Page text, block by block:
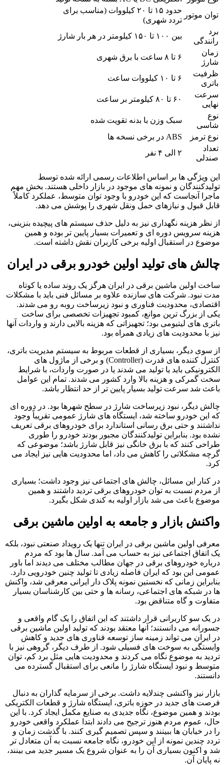
توان موتور
حدود ۱۵ تا ۲۰ کیلووات (مناسب برای
تردد شهری)
برد
رانندگی
بین ۱۰۰ تا ۱۵۰ کیلومتر در هر بار شارژ
زمان
شارژ
۶ تا ۸ ساعت با برق شهری
ظرفیت
باتری
۶ تا ۱۰ کیلووات ساعت
سرعت
نهایی
۶۰ تا ۸۰ کیلومتر بر ساعت
نوع
شاسی
سبک وزن با بدنه تقویت شده
نوع ترمز
ABS در برخی نسخه ها
تعداد
صندلی
۲ الی ۴ نفر
این ویژگی ها بر اساس اطلاعات رسمی ارائه شده توسط
تولیدکنندگان و نمونه های موجود در بازار داخلی هستند. بخش مهم
ماجرا آنجاست که این خودرو با وجود توان متوسط، عملکرد کاملاً
قابل قبول و نیازهای حمل ونقل شهری را پوشش می دهد.
از نظر هزینه نگهداری نیز به دلیل حذف سیستم های پیچیده بنزینی،
هزینه سرویس دوره ای و تعمیرات بسیار پایین تر بوده و همین
موضوع در استقبال اولیه برخی کاربران نقش داشته است.
چالش های تولید اولین خودرو برقی در ایران
ساخت اولین ماشین برقی در ایران هرگز یک روند ساده یا کوتاه
مدت نبود. شرکت های سازنده علاوه بر مسائل فنی باید با مشکلات
اقتصادی، محدودیت فناوری و نبود زیرساخت روبه رو می شدند.
یکی از بزرگ ترین موانع، کمبود تجهیزات تخصصی برای ساخت
باتری های لیتیومی بود؛ تجهیزاتی که هزینه بالایی دارند و واردات آنها
نیز با محدودیت های زیادی همراه بود.
از سوی دیگر، بسیاری از قطعات مربوط به سیستم مدیریت باتری،
کنترل کننده های قدرت (Controller) و برخی از ماژول های
الکترونیکی باید یا تولید می شدند یا در صورت واردات، با شرایط
سخت گمرکی و هزینه بالا وارد کشور می شدند. تمام این عوامل
باعث شد سرعت تولید بسیار پایین تر از حد انتظار باشد.
چالش دیگر، نبود زیرساخت شارژ در سطح شهرها بود. در دوره ای
که این خودرو ساخته شد، ایستگاه های شارژ عمومی تقریباً وجود
نداشتند و حتی برق رسانی استاندارد برای خودروهای برقی تعریف
نشده بود. بنابراین تولیدکنندگان مجبور بودند خودرو را طوری
طراحی کنند که با برق خانگی نیز قابل شارژ باشد؛ موضوعی که
گرچه مشکلاتی را کاهش می داد، اما محدودیت هایی نیز ایجاد می
کرد.
در کنار این مسائل، چالش های اجتماعی نیز وجود داشت؛ بسیاری
از مردم نسبت به توان خودروهای برقی تردید داشتند و همین
موضوع باعث می شد بازار اولیه به کندی شکل بگیرد.
واکنش بازار و جامعه به اولین ماشین برقی
معرفی اولین ماشین برقی در ایران تنها یک رویداد صنعتی نبود، بلکه
یک اتفاق اجتماعی نیز به حساب می آمد. سال ها بود که مردم
درباره خودروهای برقی در جهان مطالب مختلف می دیدند اما باور
عمومی این بود که ایران فاصله زیادی تا تولید چنین خودرویی دارد.
بنابراین زمانی که نخستین نمونه پلاک دار ایرانی معرفی شد، واکنش
ها در شبکه های اجتماعی، رسانه ها و حتی بین کارشناسان بسیار
متفاوت و گاه متناقض بود.
در یک سو کاربرانی قرار داشتند که این اتفاق را یک گام واقعی و
جسورانه می دانستند؛ آنها معتقد بودند که تولید اولین ماشین برقی
در ایران می تواند زمینه ساز توسعه فناوری های جدید و کاهش
وابستگی به سوخت های فسیلی شود. از طرف دیگر، گروهی نیز با
تردید به موضوع نگاه می کردند و محدودیت هایی مثل برد کم، توان
متوسط و نبود ایستگاه شارژ را مانعی برای استقبال گسترده می
دانستند.
بازار نیز واکنشی چندلایه داشت. برخی از سرمایه گذاران به دنبال
فرصت های جدید در حوزه باتری، ایستگاه شارژ و قطعات الکتریکی
بودند و همین موضوع، نگاه جدیدی به صنایع مکمل ایجاد کرد. با این
حال، عموم مردم هنوز ترجیح می دادند ابتدا عملکرد واقعی خودرو
را در خیابان ها ببینند و سپس تصمیم گیری کنند. با گذشت زمان و
تردد چندین نمونه از این خودرو، نگاه جامعه نسبت به آن متعادل تر
شد و اکنون بسیاری آن را به عنوان شروع یک مسیر جدید می بینند،
نه پایان آن.